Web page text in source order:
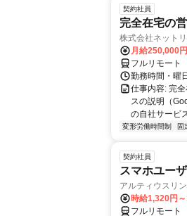
契約社員
完全在宅の
株式会社ネット
月給250,000
フルリモート
勤務時間・曜
仕事内容: 完
スの説明（
の自社サービ
変形労働時間制 固
契約社員
スマホユー
アルティウスリ
時給1,320円
フルリモート